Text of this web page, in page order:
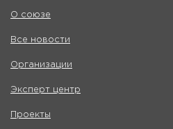
О союзе
Все новости
Организации
Эксперт центр
Проекты